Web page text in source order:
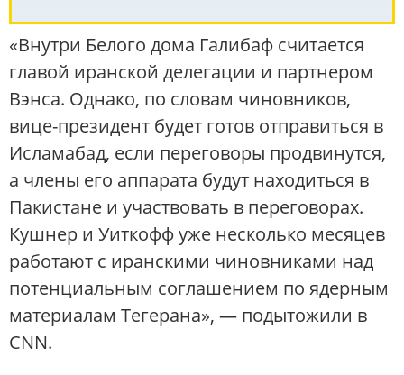
«Внутри Белого дома Галибаф считается
главой иранской делегации и партнером
Вэнса. Однако, по словам чиновников,
вице-президент будет готов отправиться в
Исламабад, если переговоры продвинутся,
а члены его аппарата будут находиться в
Пакистане и участвовать в переговорах.
Кушнер и Уиткофф уже несколько месяцев
работают с иранскими чиновниками над
потенциальным соглашением по ядерным
материалам Тегерана», — подытожили в
CNN.